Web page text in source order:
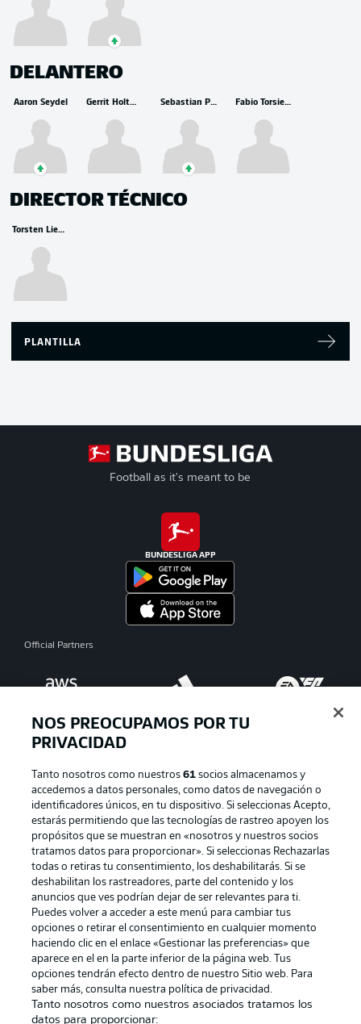
DELANTERO
Aaron Seydel Gerrit Holtmann Sebastian Polter Fabio Torsiello
DIRECTOR TÉCNICO
Torsten Lieberknecht
PLANTILLA
Football as it's meant to be
BUNDESLIGA APP
Official Partners
Publicidad Aviso legal
Gestionar las preferencias
Canales Trabajos
Jugadores Condiciones de uso
NOS PREOCUPAMOS POR TU
PRIVACIDAD
Tanto nosotros como nuestros 61socios almacenamos y
accedemos a datos personales, como datos de navegación o
identificadores únicos, en tu dispositivo. Si seleccionas Acepto,
estarás permitiendo que las tecnologías de rastreo apoyen los
propósitos que se muestran en «nosotros y nuestros socios
tratamos datos para proporcionar». Si seleccionas Rechazarlas
todas o retiras tu consentimiento, los deshabilitarás. Si se
deshabilitan los rastreadores, parte del contenido y los
anuncios que ves podrían dejar de ser relevantes para ti.
Puedes volver a acceder a este menú para cambiar tus
opciones o retirar el consentimiento en cualquier momento
haciendo clic en el enlace «Gestionar las preferencias» que
aparece en el en la parte inferior de la página web. Tus
opciones tendrán efecto dentro de nuestro Sitio web. Para
saber más, consulta nuestra política de privacidad.
Tanto nosotros como nuestros asociados tratamos los
datos para proporcionar: